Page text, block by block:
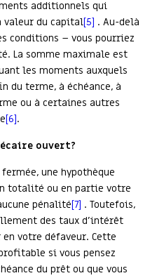
additionnels qui
valeur du capital[5] . Au-delà
conditions – vous pourriez
La somme maximale est
les moments auxquels
du terme, à échéance, à
ou à certaines autres
[6].
ouvert?
une hypothèque
totalité ou en partie votre
pénalité[7] . Toutefois,
des taux d’intérêt
votre défaveur. Cette
si vous pensez
du prêt ou que vous